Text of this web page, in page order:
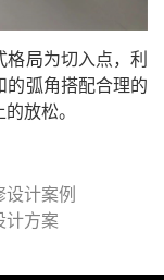
局为切入点，利
的弧角搭配合理的
放松。
设计案例
计方案